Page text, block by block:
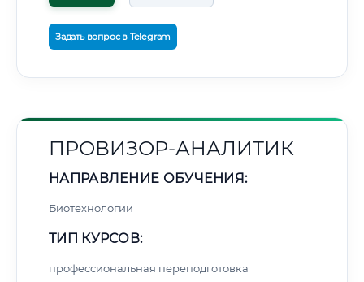
Задать вопрос в Telegram
ПРОВИЗОР-АНАЛИТИК
НАПРАВЛЕНИЕ ОБУЧЕНИЯ:
Биотехнологии
ТИП КУРСОВ:
профессиональная переподготовка